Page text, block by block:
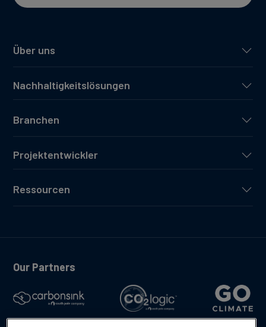
Über uns
Nachhaltigkeitslösungen
Branchen
Projektentwickler
Ressourcen
Our Partners